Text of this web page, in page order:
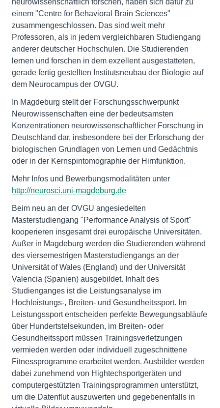
neurowissenschaftlich forschen, haben sich dafür zu
einem "Centre for Behavioral Brain Sciences"
zusammengeschlossen. Das sind weit mehr
Professoren, als in jedem vergleichbaren Studiengang
anderer deutscher Hochschulen. Die Studierenden
lernen und forschen in dem exzellent ausgestatteten,
gerade fertig gestellten Institutsneubau der Biologie auf
dem Neurocampus der OVGU.
In Magdeburg stellt der Forschungsschwerpunkt
Neurowissenschaften eine der bedeutsamsten
Konzentrationen neurowissenschaftlicher Forschung in
Deutschland dar, insbesondere bei der Erforschung der
biologischen Grundlagen von Lernen und Gedächtnis
oder in der Kernspintomographie der Hirnfunktion.
Mehr Infos und Bewerbungsmodalitäten unter
http://neurosci.uni-magdeburg.de
Beim neu an der OVGU angesiedelten
Masterstudiengang "Performance Analysis of Sport"
kooperieren insgesamt drei europäische Universitäten.
Außer in Magdeburg werden die Studierenden während
des viersemestrigen Masterstudiengangs an der
Universität of Wales (England) und der Universität
Valencia (Spanien) ausgebildet. Inhalt des
Studienganges ist die Leistungsanalyse im
Hochleistungs-, Breiten- und Gesundheitssport. Im
Leistungssport entscheiden perfekte Bewegungsabläufe
über Hundertstelsekunden, im Breiten- oder
Gesundheitssport müssen Trainingsverletzungen
vermieden werden oder individuell zugeschnittene
Fitnessprogramme erarbeitet werden. Ausbilder werden
dabei zunehmend von Hightechsportgeräten und
computergestützten Trainingsprogrammen unterstützt,
um die Datenflut auszuwerten und gegebenenfalls in